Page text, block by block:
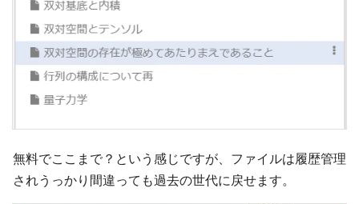
無料でここまで？という感じですが、ファイルは履歴管理
されうっかり間違っても過去の世代に戻せます。